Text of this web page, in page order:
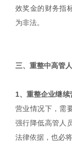
效奖金的财务指
为非法。
三、重整中高管
1、重整企业继续
营业情况下，需
强行降低高管人
法律依据，也必